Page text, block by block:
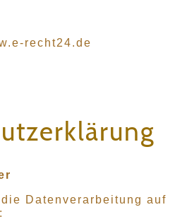
recht24.de
Datenverarbeitung auf